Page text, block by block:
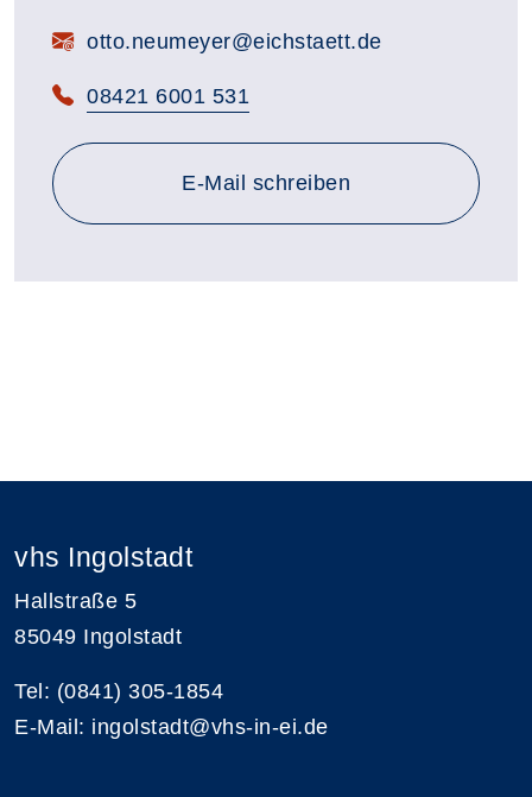
E-Mail:otto.neumeyer@eichstaett.de
Telefon:
08421 6001 531
E-Mail schreiben
vhs Ingolstadt
Hallstraße 5
85049 Ingolstadt
Tel: (0841) 305-1854
E-Mail: ingolstadt@vhs-in-ei.de